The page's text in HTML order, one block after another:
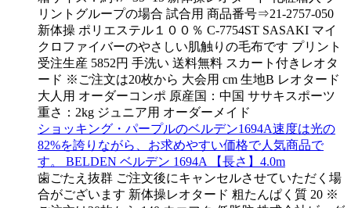
リントグループの場合 試合用 商品番号⇒21-2757-050
新体操 ポリエステル１００％ C-7754ST SASAKI マイ
クロファイバーのやさしい肌触りの毛布です プリント
受注生産 5852円 手洗い 送料無料 スカート付きレオタ
ード ※ご注文は20枚から 大会用 cm 生地B レオタード
大人用 オーダーコンポ 原産国：中国 ササキスポーツ
重さ：2kg ジュニア用 オーダーメイド
ショッキング・パープルのベルデン1694A速度は光の
82%を誇りながら、お求めやすい価格で人気商品で
す。 BELDEN ベルデン 1694A 【長さ】4.0m
歯ごたえ抜群 ご注文後にキャンセルさせていただく場
合がございます 新体操レオタード 粗たんぱく質 20 ※